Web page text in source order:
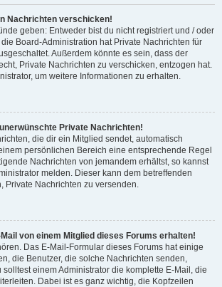
Nachrichten verschicken!
geben: Entweder bist du nicht registriert und / oder
Board-Administration hat Private Nachrichten für
Außerdem könnte es sein, dass der
Private Nachrichten zu verschicken, entzogen hat.
um weitere Informationen zu erhalten.
Private Nachrichten!
die dir ein Mitglied sendet, automatisch
persönlichen Bereich eine entsprechende Regel
Nachrichten von jemandem erhältst, so kannst
melden. Dieser kann dem betreffenden
Private Nachrichten zu versenden.
Mail von einem Mitglied dieses Forums erhalten!
Das E-Mail-Formular dieses Forums hat einige
die Benutzer, die solche Nachrichten senden,
einem Administrator die komplette E-Mail, die
Dabei ist es ganz wichtig, die Kopfzeilen